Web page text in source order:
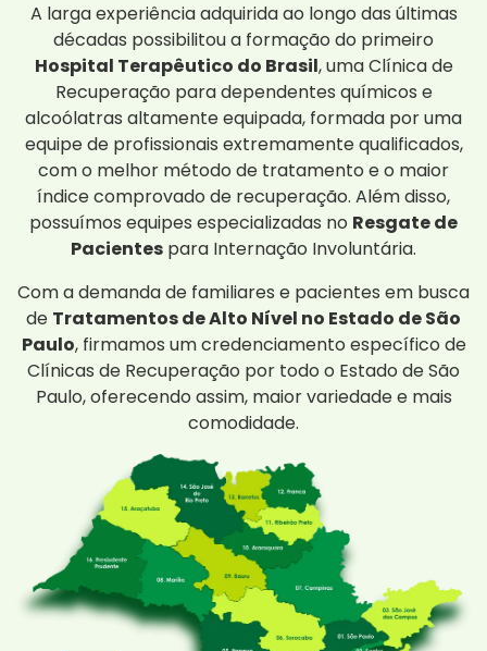
A larga experiência adquirida ao longo das últimas
décadas possibilitou a formação do primeiro
Hospital Terapêutico do Brasil, uma Clínica de
Recuperação para dependentes químicos e
alcoólatras altamente equipada, formada por uma
equipe de profissionais extremamente qualificados,
com o melhor método de tratamento e o maior
índice comprovado de recuperação. Além disso,
possuímos equipes especializadas no Resgate de
Pacientes para Internação Involuntária.
Com a demanda de familiares e pacientes em busca
de Tratamentos de Alto Nível no Estado de São
Paulo, firmamos um credenciamento específico de
Clínicas de Recuperação por todo o Estado de São
Paulo, oferecendo assim, maior variedade e mais
comodidade.